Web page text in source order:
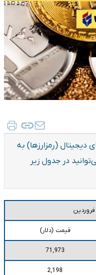
دیجیتال (رمزارزها) به
جمعه ۲۱ فروردین ۱۴۰۵ را می‌توانید در جدول زیر
قیمت (دلار)
71,973
2,198